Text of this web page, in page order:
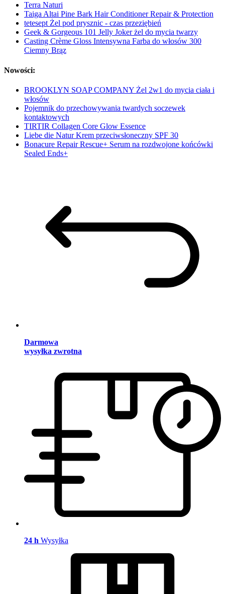
Terra Naturi
Taiga Altai Pine Bark Hair Conditioner Repair & Protection
tetesept Żel pod prysznic - czas przeziębień
Geek & Gorgeous 101 Jelly Joker żel do mycia twarzy
Casting Crème Gloss Intensywna Farba do włosów 300
Ciemny Brąz
Nowości:
BROOKLYN SOAP COMPANY Żel 2w1 do mycia ciała i
włosów
Pojemnik do przechowywania twardych soczewek
kontaktowych
TIRTIR Collagen Core Glow Essence
Liebe die Natur Krem przeciwsłoneczny SPF 30
Bonacure Repair Rescue+ Serum na rozdwojone końcówki
Sealed Ends+
Darmowa
wysyłka zwrotna
24 h Wysyłka